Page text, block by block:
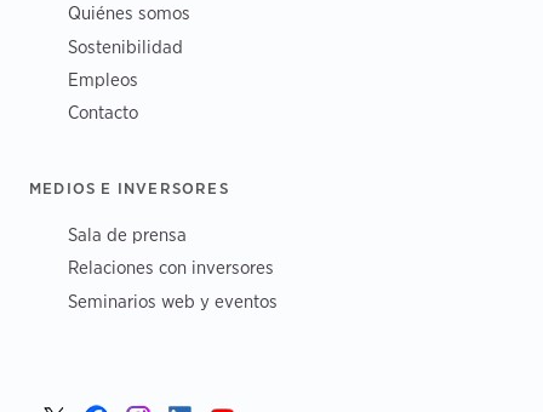
Quiénes somos
Sostenibilidad
Empleos
Contacto
MEDIOS E INVERSORES
Sala de prensa
Relaciones con inversores
Seminarios web y eventos